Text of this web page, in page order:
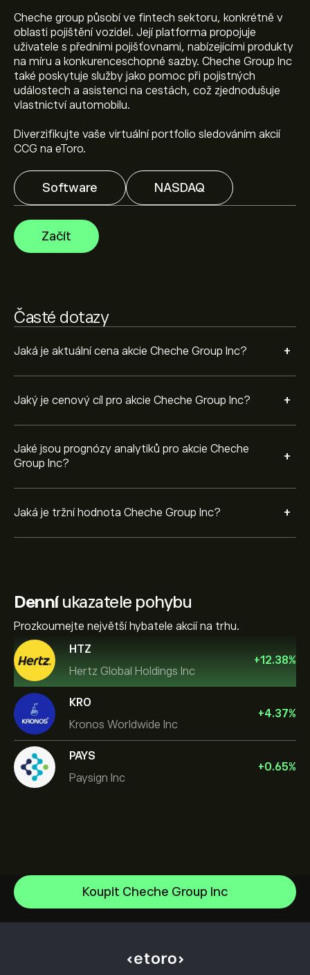
Cheche group působí ve fintech sektoru, konkrétně v
oblasti pojištění vozidel. Její platforma propojuje
uživatele s předními pojišťovnami, nabízejícími produkty
na míru a konkurenceschopné sazby. Cheche Group Inc
také poskytuje služby jako pomoc při pojistných
událostech a asistenci na cestách, což zjednodušuje
vlastnictví automobilu.
Diverzifikujte vaše virtuální portfolio sledováním akcií
CCG na eToro.
Software NASDAQ
Začít
Časté dotazy
Jaká je aktuální cena akcie Cheche Group Inc? +
Aktuální cena akcie CCG je 14.04‎$‎.
Jaký je cenový cíl pro akcie Cheche Group Inc? +
Průměrný cenový cíl pro akcie Cheche Group Inc je
prognózy analytiků i cenové cíle.
Jaké jsou prognózy analytiků pro akcie Cheche
Group Inc?
+
základě tržních trendů, finančních zpráv a očekávaného
růstu. Podívejte se na prognózu budoucího vývoje cen.
Jaká je tržní hodnota Cheche Group Inc? +
Denníukazatele pohybu
Prozkoumejte největší hybatele akcií na trhu.
HTZ
Hertz Global Holdings Inc
+12.38%
KRO
Kronos Worldwide Inc
+4.37%
PAYS
Paysign Inc
+0.65%
Koupit Cheche Group Inc
NVIDIA Corporation
Amazon.com Inc
Odpovědné obchodování